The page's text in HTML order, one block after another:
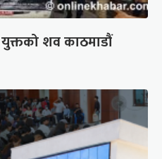
युक्तको शव काठमाडौं